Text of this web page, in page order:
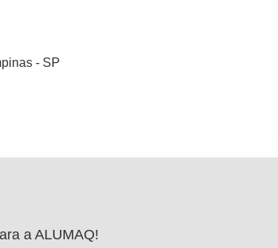
- SP
a ALUMAQ!